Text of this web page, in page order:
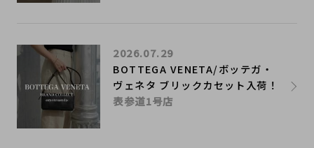
BOTTEGA VENETA/ボッテガ・
ヴェネタ ブリックカセット入荷！
2026.07.29
表参道1号店